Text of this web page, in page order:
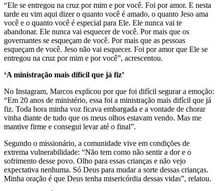
“Ele se entregou na cruz por mim e por você. Foi por amor. E nesta
tarde eu vim aqui dizer o quanto você é amado, o quanto Jeso ama
você e o quanto você é especial para Ele. Ele nunca vai te
abandonar. Ele nunca vai esquecer de você. Por mais que os
governantes se esqueçam de você. Por mais que as pessoas
esqueçam de você. Jeso não vai esquecer. Foi por amor que Ele se
entregou na cruz por mim e por você”, acrescentou.
‘A ministração mais difícil que já fiz’
No Instagram, Marcos explicou por que foi difícil segurar a emoção:
“Em 20 anos de ministério, essa foi a ministração mais difícil que já
fiz. Toda hora minha voz ficava embargada e a vontade de chorar
vinha diante de tudo que os meus olhos estavam vendo. Mas me
mantive firme e consegui levar até o final”.
Segundo o missionário, a comunidade vive em condições de
extrema vulnerabilidade: “Não tem como não sentir a dor e o
sofrimento desse povo. Olho para essas crianças e não vejo
expectativa nenhuma. Só Deus para mudar a sorte dessas crianças.
Minha oração é que Deus tenha misericórdia dessas vidas”, relatou.